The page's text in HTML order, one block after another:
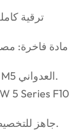
ترقية
مادة فاخرة:
تصميم رياضي: مستوحى من تصميم M5 العدواني.
جاهز للتخصيص: مُجهز للرسم ليتناسب مع أي لون.